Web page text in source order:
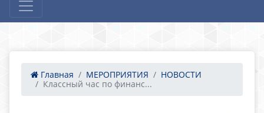
Главная МЕРОПРИЯТИЯ
НОВОСТИ
Классный час по финанс...